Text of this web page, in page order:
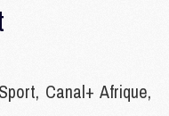
Canal+ Afrique,